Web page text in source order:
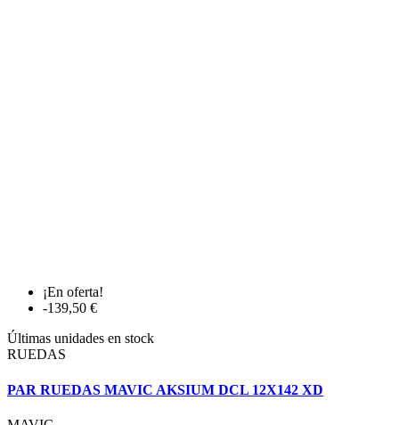
¡En oferta!
-139,50 €
Últimas unidades en stock
RUEDAS
PAR RUEDAS MAVIC AKSIUM DCL 12X142 XD